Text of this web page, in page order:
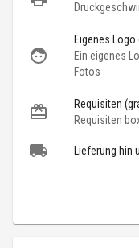
Eigenes Logo
Ein eigenes
Fotos
Requisiten
Requisiten
Lieferung hin